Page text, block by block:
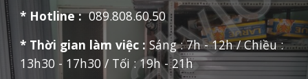
* Hotline :089.808.60.50
* Thời gian làm việc :Sáng : 7h - 12h / Chiều :
13h30 - 17h30 / Tối : 19h - 21h